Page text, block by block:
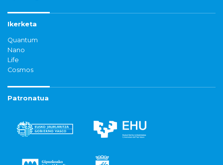
Ikerketa
Quantum
Nano
Life
Cosmos
Patronatua